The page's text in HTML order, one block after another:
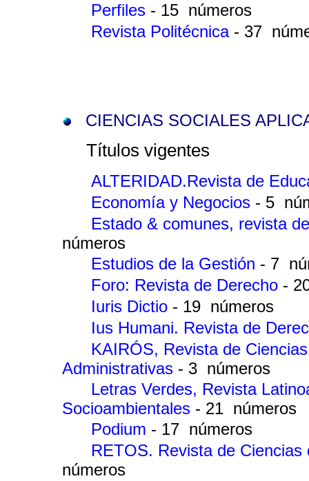
Perfiles - 15 números
Revista Politécnica - 37
CIENCIAS SOCIALES
Títulos vigentes
ALTERIDAD.Revista de
Economía y Negocios - 5
Estado & comunes, revista
números
Estudios de la Gestión - 7
Foro: Revista de Derecho -
Iuris Dictio - 19 números
Ius Humani. Revista de
KAIRÓS, Revista de
Administrativas - 3 números
Letras Verdes, Revista
Socioambientales - 21 números
Podium - 17 números
RETOS. Revista de
números